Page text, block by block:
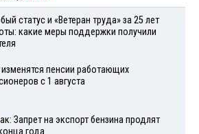
статус и «Ветеран труда» за 25 лет
какие меры поддержки получили
пенсии работающих
с 1 августа
Запрет на экспорт бензина продлят